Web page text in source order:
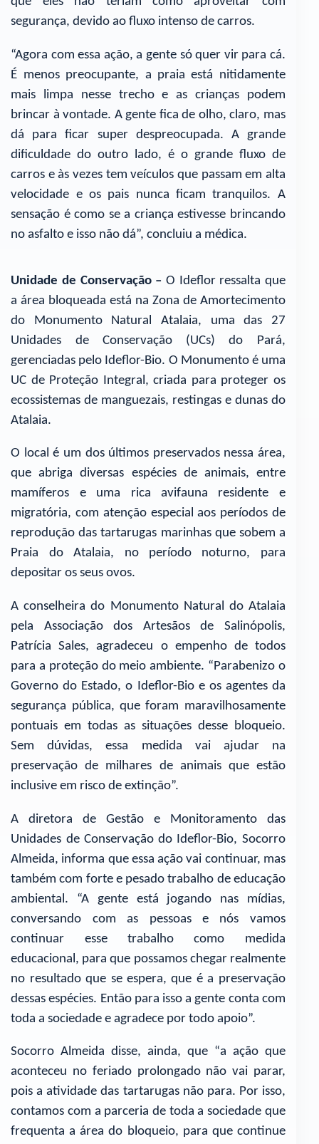
segurança, devido ao fluxo intenso de carros.
“Agora com essa ação, a gente só quer vir para cá.
É menos preocupante, a praia está nitidamente
mais limpa nesse trecho e as crianças podem
brincar à vontade. A gente fica de olho, claro, mas
dá para ficar super despreocupada. A grande
dificuldade do outro lado, é o grande fluxo de
carros e às vezes tem veículos que passam em alta
velocidade e os pais nunca ficam tranquilos. A
sensação é como se a criança estivesse brincando
no asfalto e isso não dá”, concluiu a médica.
Unidade de Conservação – O Ideflor ressalta que
a área bloqueada está na Zona de Amortecimento
do Monumento Natural Atalaia, uma das 27
Unidades de Conservação (UCs) do Pará,
gerenciadas pelo Ideflor-Bio. O Monumento é uma
UC de Proteção Integral, criada para proteger os
ecossistemas de manguezais, restingas e dunas do
Atalaia.
O local é um dos últimos preservados nessa área,
que abriga diversas espécies de animais, entre
mamíferos e uma rica avifauna residente e
migratória, com atenção especial aos períodos de
reprodução das tartarugas marinhas que sobem a
Praia do Atalaia, no período noturno, para
depositar os seus ovos.
A conselheira do Monumento Natural do Atalaia
pela Associação dos Artesãos de Salinópolis,
Patrícia Sales, agradeceu o empenho de todos
para a proteção do meio ambiente. “Parabenizo o
Governo do Estado, o Ideflor-Bio e os agentes da
segurança pública, que foram maravilhosamente
pontuais em todas as situações desse bloqueio.
Sem dúvidas, essa medida vai ajudar na
preservação de milhares de animais que estão
inclusive em risco de extinção”.
A diretora de Gestão e Monitoramento das
Unidades de Conservação do Ideflor-Bio, Socorro
Almeida, informa que essa ação vai continuar, mas
também com forte e pesado trabalho de educação
ambiental. “A gente está jogando nas mídias,
conversando com as pessoas e nós vamos
continuar esse trabalho como medida
educacional, para que possamos chegar realmente
no resultado que se espera, que é a preservação
dessas espécies. Então para isso a gente conta com
toda a sociedade e agradece por todo apoio”.
Socorro Almeida disse, ainda, que “a ação que
aconteceu no feriado prolongado não vai parar,
pois a atividade das tartarugas não para. Por isso,
contamos com a parceria de toda a sociedade que
frequenta a área do bloqueio, para que continue